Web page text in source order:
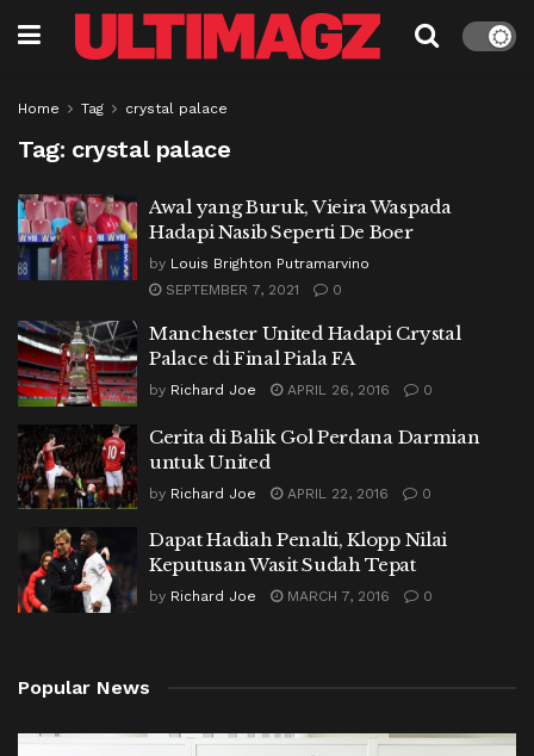
Home Tag crystal palace
Tag: crystal palace
Awal yang Buruk, Vieira Waspada
Hadapi Nasib Seperti De Boer
by Louis Brighton Putramarvino
SEPTEMBER 7, 2021
0
Manchester United Hadapi Crystal
Palace di Final Piala FA
by Richard Joe APRIL 26, 2016 0
Cerita di Balik Gol Perdana Darmian
untuk United
by Richard Joe APRIL 22, 2016 0
Dapat Hadiah Penalti, Klopp Nilai
Keputusan Wasit Sudah Tepat
by Richard Joe MARCH 7, 2016 0
Popular News